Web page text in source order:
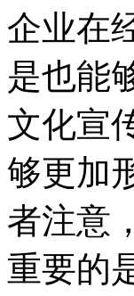
企业在
是也能
文化宣
够更加
者注意
重要的